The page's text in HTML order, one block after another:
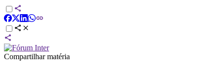
Compartilhar matéria